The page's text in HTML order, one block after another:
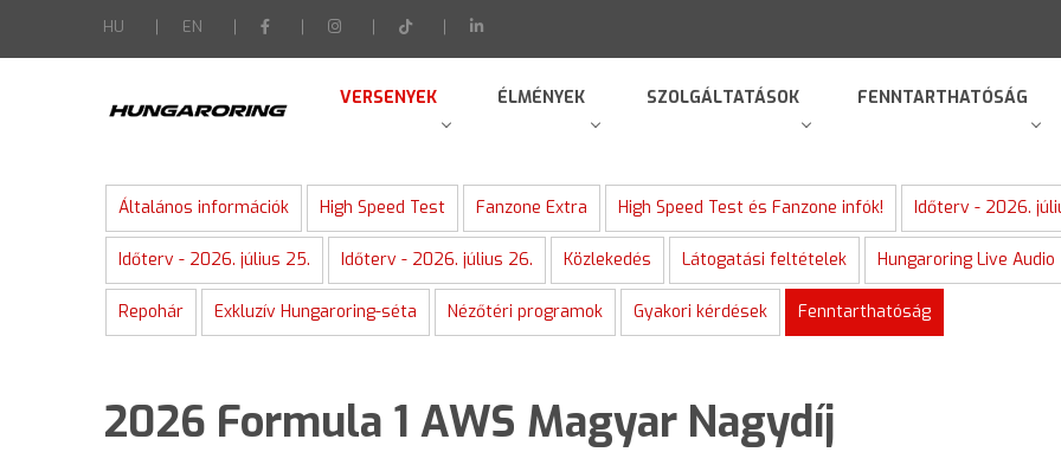
HU EN
VERSENYEK ÉLMÉNYEK SZOLGÁLTATÁSOK FENNTARTHATÓSÁG
Általános információk High Speed Test Fanzone Extra High Speed Test és Fanzone infók! Időterv - 2026.
Időterv - 2026. július 25. Időterv - 2026. július 26. Közlekedés Látogatási feltételek Hungaroring Live Audio
Repohár Exkluzív Hungaroring-séta Nézőtéri programok Gyakori kérdések Fenntarthatóság
2026 Formula 1 AWS Magyar Nagydíj